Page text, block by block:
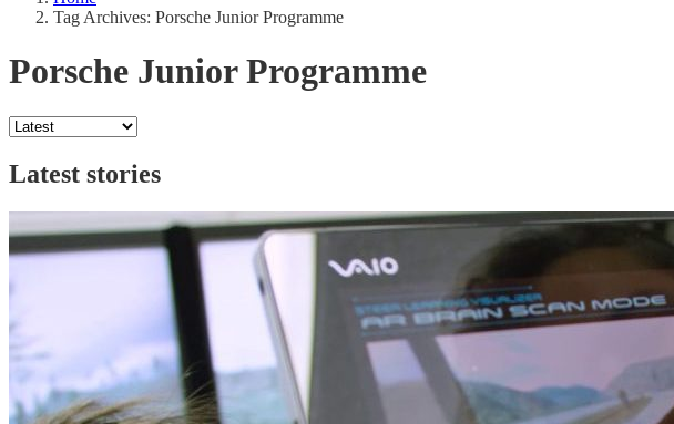
Tag Archives: Porsche Junior Programme
Porsche Junior Programme
Latest stories